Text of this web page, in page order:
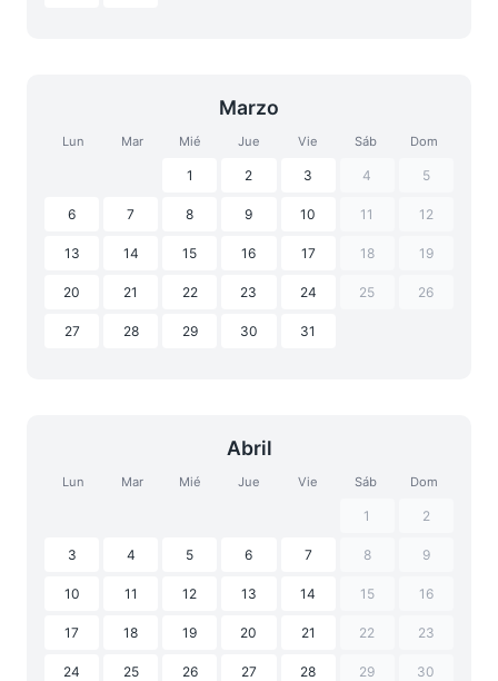
Marzo
Lun Mar Mié Jue Vie Sáb Dom
1 2 3 4 5
6 7 8 9 10 11 12
13 14 15 16 17 18 19
20 21 22 23 24 25 26
27 28 29 30 31
Abril
Lun Mar Mié Jue Vie Sáb Dom
1 2
3 4 5 6 7 8 9
10 11 12 13 14 15 16
17 18 19 20 21 22 23
24 25 26 27 28 29 30